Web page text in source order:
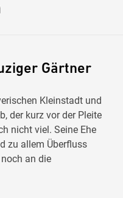
Gärtner
Kleinstadt und
der kurz vor der Pleite
nicht viel. Seine Ehe
zu allem Überfluss
an die